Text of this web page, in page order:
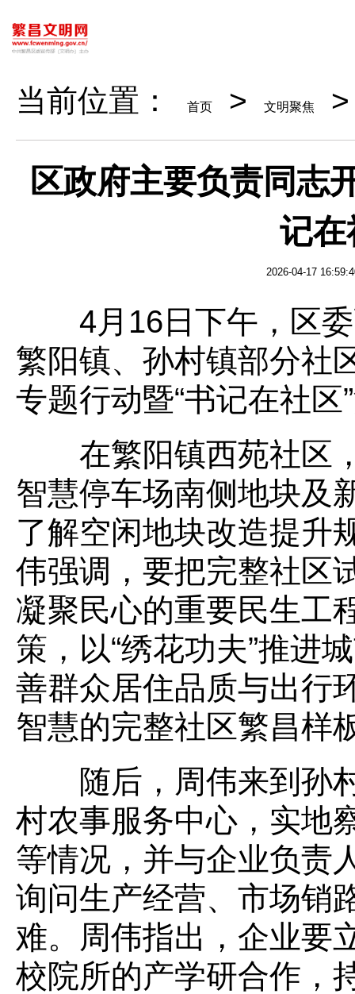
当前位置： 首页 > 文明聚焦 >
区政府主要负责同志
记在
2026-04-17
4月16日下午，区委
繁阳镇、孙村镇部分社
专题行动暨“书记在社区
在繁阳镇西苑社区，
智慧停车场南侧地块及
了解空闲地块改造提升
伟强调，要把完整社区
凝聚民心的重要民生工
策，以“绣花功夫”推进
善群众居住品质与出行
智慧的完整社区繁昌样
随后，周伟来到孙村
村农事服务中心，实地
等情况，并与企业负责
询问生产经营、市场销
难。周伟指出，企业要
校院所的产学研合作，